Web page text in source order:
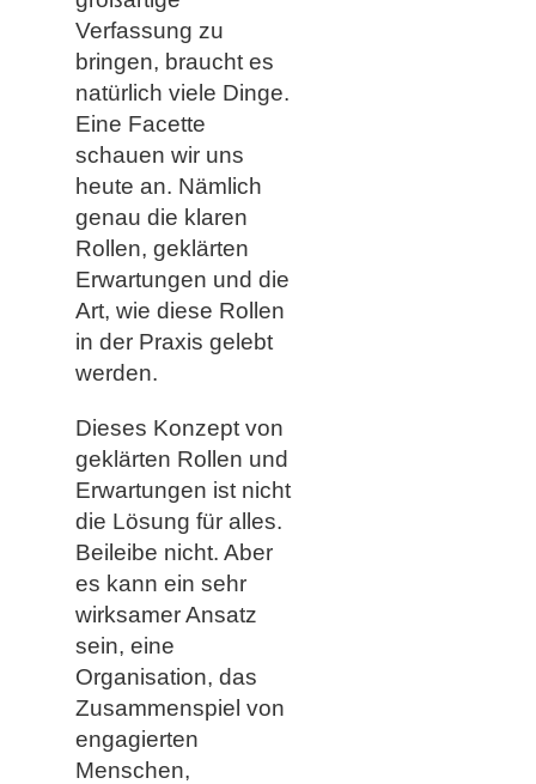
Verfassung zu
bringen, braucht es
natürlich viele Dinge.
Eine Facette
schauen wir uns
heute an. Nämlich
genau die klaren
Rollen, geklärten
Erwartungen und die
Art, wie diese Rollen
in der Praxis gelebt
werden.
Dieses Konzept von
geklärten Rollen und
Erwartungen ist nicht
die Lösung für alles.
Beileibe nicht. Aber
es kann ein sehr
wirksamer Ansatz
sein, eine
Organisation, das
Zusammenspiel von
engagierten
Menschen,